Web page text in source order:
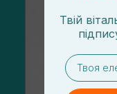
Твій
email